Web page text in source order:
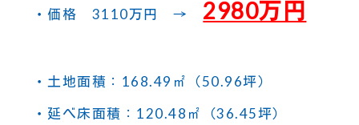
・価格 3110万円 → 2980万円
・土地面積：168.49㎡（50.96坪）
・延べ床面積：120.48㎡（36.45坪）